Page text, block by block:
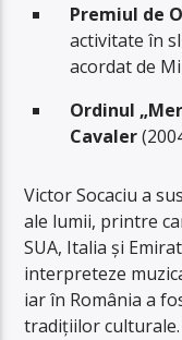
Premiul de
activitate în
acordat de
Ordinul
Cavaler
Victor Socaciu a
ale lumii, printre
SUA, Italia și
interpreteze
iar în România a
tradițiilor culturale.